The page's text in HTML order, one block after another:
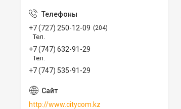
+7 (727) 250-12-09 204
Тел.
+7 (747) 632-91-29
Тел.
+7 (747) 535-91-29
http://www.citycom.kz